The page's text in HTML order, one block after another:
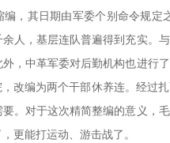
，其日期由军委个别命令规定
人，基层连队普遍得到充实。
，中革军委对后勤机构也进行
改编为两个干部休养连。经过
。对于这次精简整编的意义，
更能打运动、游击战了。